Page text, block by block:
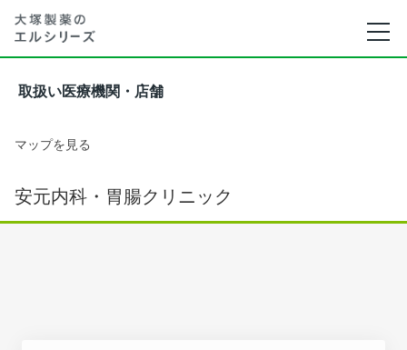
取扱い医療機関・店舗
マップを見る
安元内科・胃腸クリニック